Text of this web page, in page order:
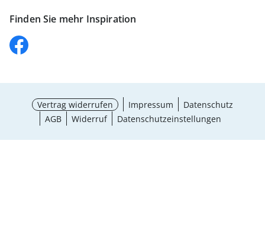
Finden Sie mehr Inspiration
Vertrag widerrufen Impressum
Datenschutz
AGB
Widerruf Datenschutzeinstellungen